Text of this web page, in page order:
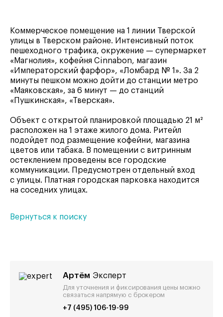
Коммерческое помещение на 1 линии Тверской
улицы в Тверском районе. Интенсивный поток
пешеходного трафика, окружение — супермаркет
«Магнолия», кофейня Cinnabon, магазин
«Императорский фарфор», «Ломбард № 1». За 2
минуты пешком можно дойти до станции метро
«Маяковская», за 6 минут — до станций
«Пушкинская», «Тверская».
Объект с открытой планировкой площадью 21 м²
расположен на 1 этаже жилого дома. Ритейл
подойдет под размещение кофейни, магазина
цветов или табака. В помещении с витринным
остеклением проведены все городские
коммуникации. Предусмотрен отдельный вход
с улицы. Платная городская парковка находится
на соседних улицах.
Вернуться к поиску
Артём Эксперт
Для уточнения и фиксирования цены можно
связаться напрямую с брокером
+7 (495) 106-19-99